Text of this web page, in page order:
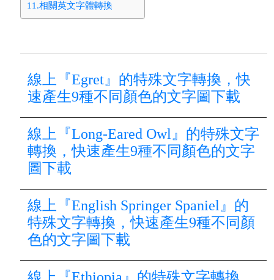
11.相關英文字體轉換
線上『Egret』的特殊文字轉換，快
速產生9種不同顏色的文字圖下載
線上『Long-Eared Owl』的特殊文字
轉換，快速產生9種不同顏色的文字
圖下載
線上『English Springer Spaniel』的
特殊文字轉換，快速產生9種不同顏
色的文字圖下載